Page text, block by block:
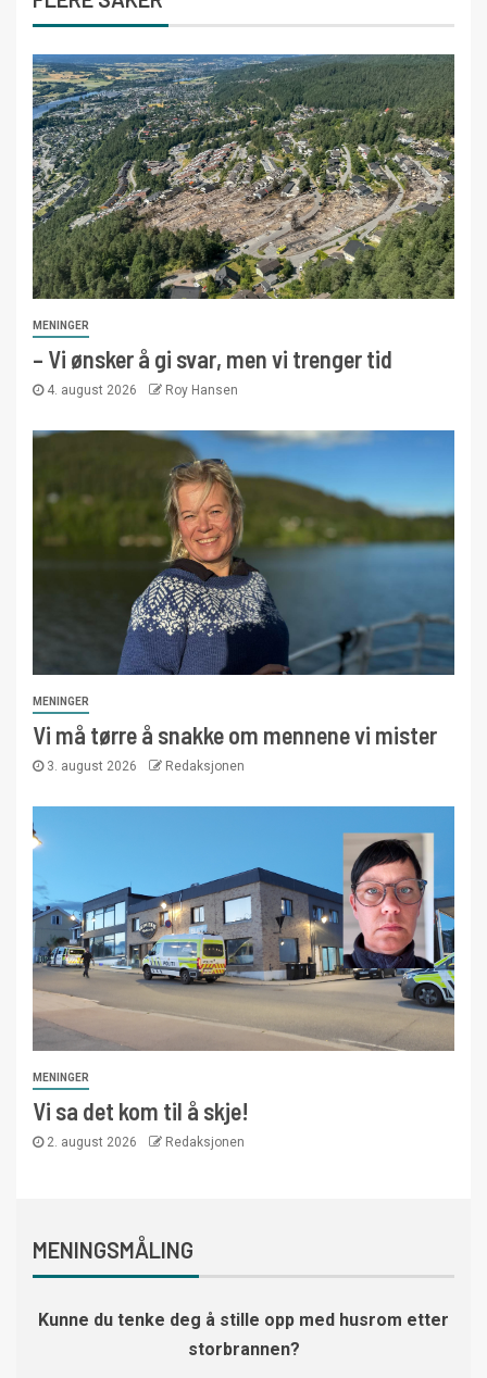
MENINGER
– Vi ønsker å gi svar, men vi trenger tid
4. august 2026 Roy Hansen
MENINGER
Vi må tørre å snakke om mennene vi mister
3. august 2026 Redaksjonen
MENINGER
Vi sa det kom til å skje!
2. august 2026 Redaksjonen
MENINGSMÅLING
Kunne du tenke deg å stille opp med husrom etter
storbrannen?